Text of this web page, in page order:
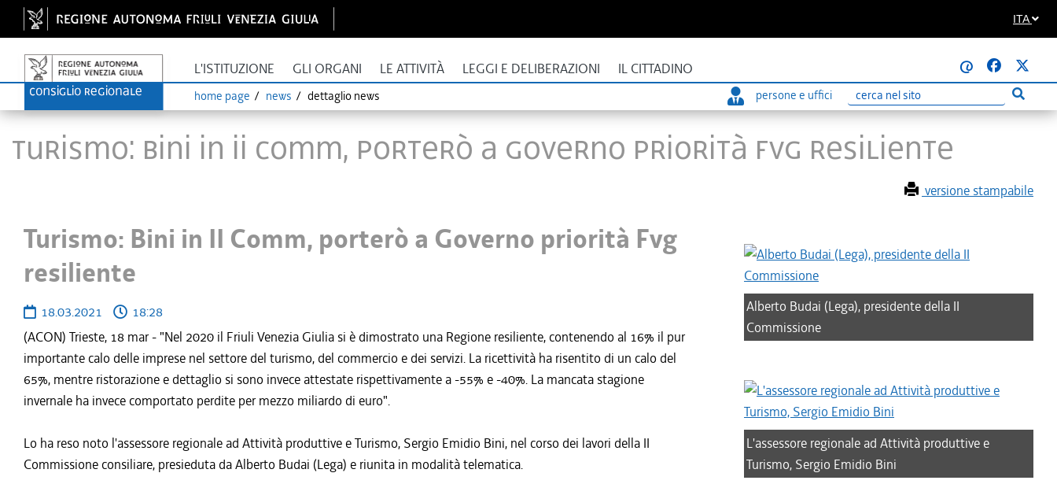
ITA
L'ISTITUZIONE GLI ORGANI LE ATTIVITÀ LEGGI E DELIBERAZIONI IL CITTADINO @
home page news dettaglio news persone e uffici
Ricerca Esegui
Turismo: Bini in II Comm, porterò a Governo priorità Fvg resiliente
versione stampabile
Turismo: Bini in II Comm, porterò a Governo priorità Fvg
resiliente
18.03.2021
18:28
(ACON) Trieste, 18 mar - "Nel 2020 il Friuli Venezia Giulia si è dimostrato una Regione resiliente, contenendo al 16% il pur
importante calo delle imprese nel settore del turismo, del commercio e dei servizi. La ricettività ha risentito di un calo del
65%, mentre ristorazione e dettaglio si sono invece attestate rispettivamente a -55% e -40%. La mancata stagione
invernale ha invece comportato perdite per mezzo miliardo di euro".
Lo ha reso noto l'assessore regionale ad Attività produttive e Turismo, Sergio Emidio Bini, nel corso dei lavori della II
Commissione consiliare, presieduta da Alberto Budai (Lega) e riunita in modalità telematica.
Alberto Budai (Lega), presidente della II
Commissione
L'assessore regionale ad Attività produttive e
Turismo, Sergio Emidio Bini